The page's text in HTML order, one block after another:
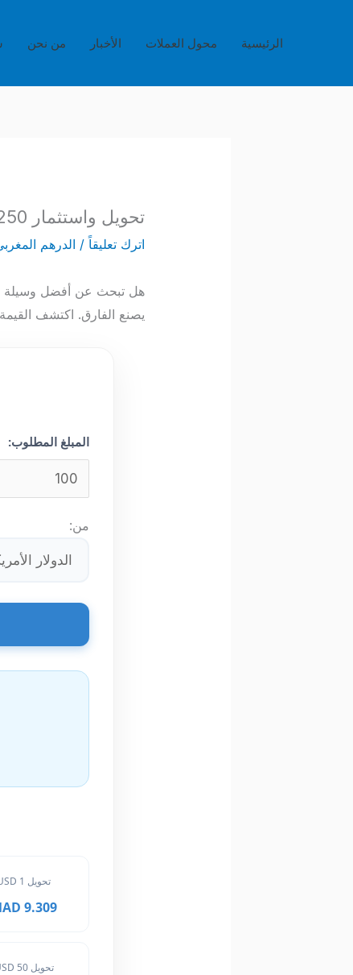
الرئيسية محول العملات الأخبار من نحن
تحويل واستثمار 250 ريال قطري بالدرهم المغربي – دليل المستثمر الذكي QAR/MAD
اترك تعليقاً / الدرهم
يصنع الفارق. اكتشف القيمة
المبلغ المطلوب:
من:
تحويل 1 USD
9.309 MAD
تحويل 50 USD